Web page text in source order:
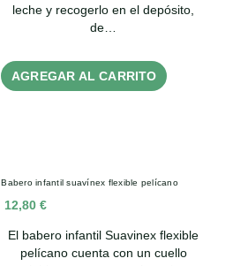
leche y recogerlo en el depósito,
de…
AGREGAR AL CARRITO
Babero infantil suavínex flexible pelícano
12,80 €
El babero infantil Suavinex flexible
pelícano cuenta con un cuello